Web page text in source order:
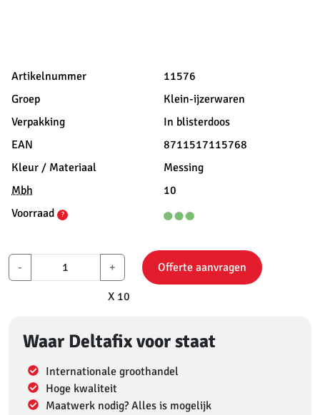
Artikelnummer
11576
Groep
Klein-ijzerwaren
Verpakking
In blisterdoos
EAN
8711517115768
Kleur / Materiaal
Messing
Mbh
10
Voorraad
?
- +
X 10
Offerte aanvragen
Waar Deltafix voor staat
Internationale groothandel
Hoge kwaliteit
Maatwerk nodig? Alles is mogelijk